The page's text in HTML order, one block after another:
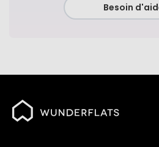
Besoin